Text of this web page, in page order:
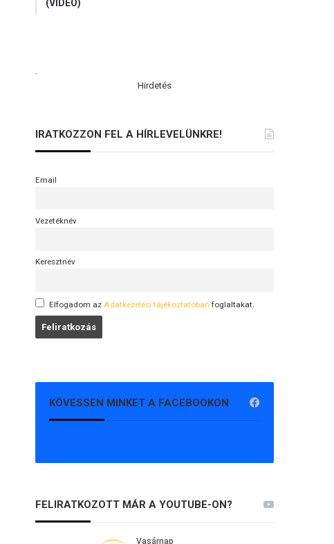
(VIDEÓ)
.
Hirdetés
IRATKOZZON FEL A HÍRLEVELÜNKRE!
Email
Vezetéknév
Keresztnév
Elfogadom az Adatkezelési tájékoztatóban foglaltakat.
KÖVESSEN MINKET A FACEBOOKON
FELIRATKOZOTT MÁR A YOUTUBE-ON?